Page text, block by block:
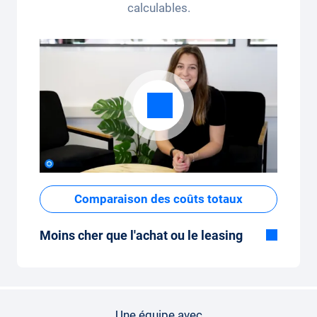
calculables.
Comparaison des coûts totaux
Moins cher que l'achat ou le leasing